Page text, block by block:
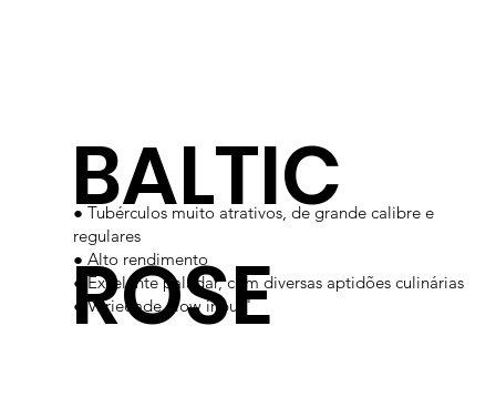
BALTIC
ROSE
● Tubérculos muito atrativos, de grande calibre e
regulares
● Alto rendimento
● Excelente paladar, com diversas aptidões culinárias
● Variedade "low input"